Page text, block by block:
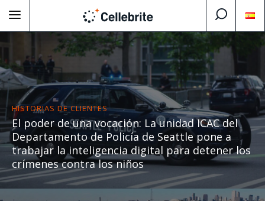
HISTORIAS DE CLIENTES
El poder de una vocación: La unidad ICAC del
Departamento de Policía de Seattle pone a
trabajar la inteligencia digital para detener los
crímenes contra los niños